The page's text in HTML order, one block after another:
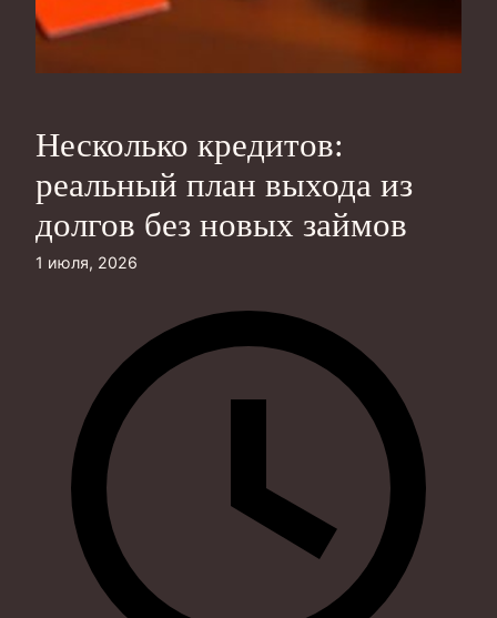
Несколько кредитов:
реальный план выхода из
долгов без новых займов
1 июля, 2026